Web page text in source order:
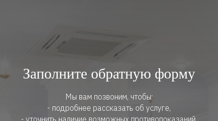
Заполните обратную форму
Мы вам позвоним, чтобы:
- подробнее рассказать об услуге,